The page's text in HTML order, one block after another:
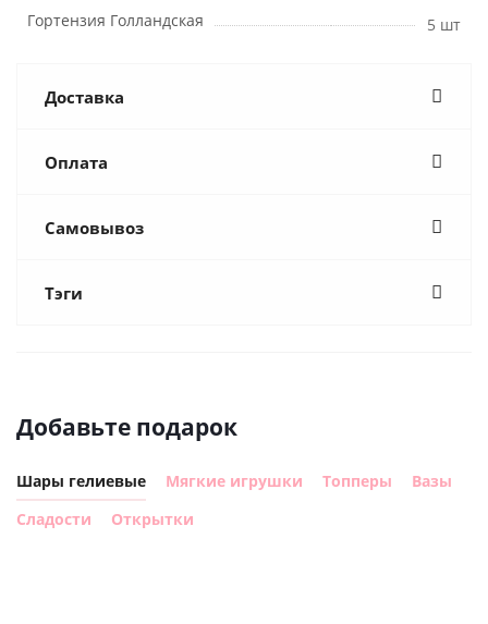
Гортензия Голландская
5 шт
Доставка
Оплата
Самовывоз
Тэги
Добавьте подарок
Шары гелиевые Мягкие игрушки Топперы
Вазы
Сладости
Открытки